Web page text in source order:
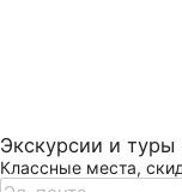
Экскурсии и туры
Классные места,